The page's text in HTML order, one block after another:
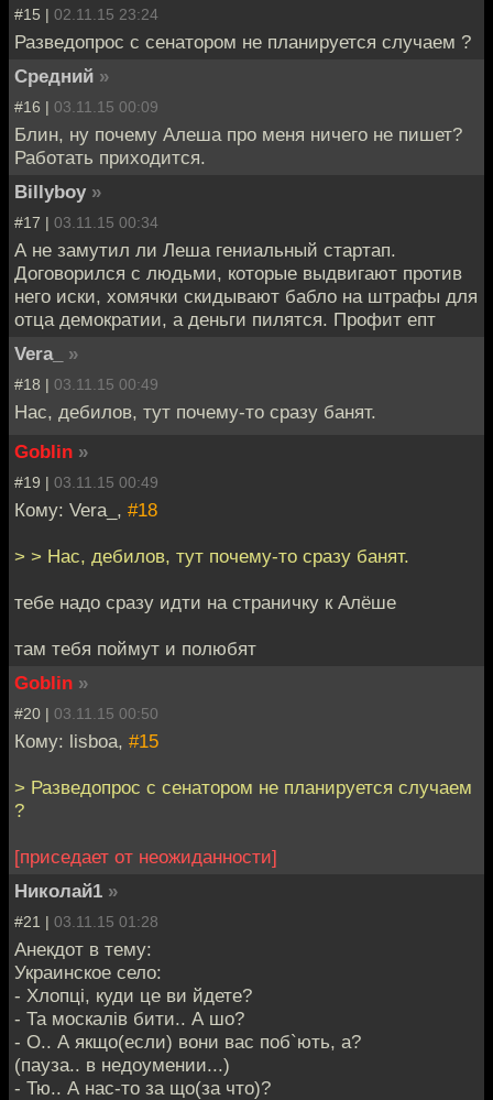
#15 | 02.11.15 23:24
Разведопрос с сенатором не планируется случаем ?
Средний »
#16 | 03.11.15 00:09
Блин, ну почему Алеша про меня ничего не пишет?
Работать приходится.
Billyboy »
#17 | 03.11.15 00:34
А не замутил ли Леша гениальный стартап.
Договорился с людьми, которые выдвигают против
него иски, хомячки скидывают бабло на штрафы для
отца демократии, а деньги пилятся. Профит епт
Vera_
»
#18 | 03.11.15 00:49
Нас, дебилов, тут почему-то сразу банят.
Goblin »
#19 | 03.11.15 00:49
Кому: Vera_, #18
> > Нас, дебилов, тут почему-то сразу банят.
тебе надо сразу идти на страничку к Алёше
там тебя поймут и полюбят
Goblin »
#20 | 03.11.15 00:50
Кому: lisboa, #15
> Разведопрос с сенатором не планируется случаем
?
[приседает от неожиданности]
Николай1 »
#21 | 03.11.15 01:28
Анекдот в тему:
Украинское село:
- Хлопцi, куди це ви йдете?
- Та москалiв бити.. А шо?
- О.. А якщо(если) вони вас поб`ють, а?
(пауза.. в недоумении...)
- Тю.. А нас-то за що(за что)?